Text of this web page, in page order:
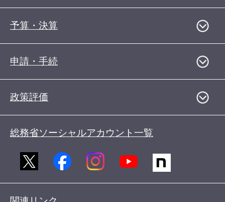
予算・決算
申請・手続
政策評価
総務省ソーシャルアカウント一覧